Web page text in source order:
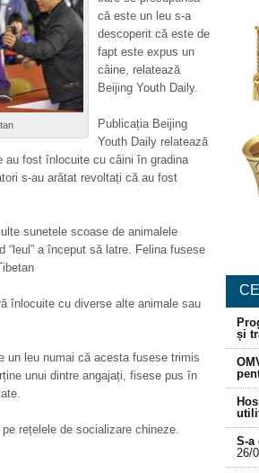
că este un leu s-a
descoperit că este de
fapt este expus un
câine, relatează
Beijing Youth Daily.
Publicația Beijing
Youth Daily relatează
au fost înlocuite cu câini în gradina
s-au arătat revoltați că au fost
sunetele scoase de animalele
a început să latre. Felina fusese
înlocuite cu diverse alte animale sau
un leu numai că acesta fusese trimis
unui dintre angajați, fisese pus în
rețelele de socializare chineze.
și
S-a
26/